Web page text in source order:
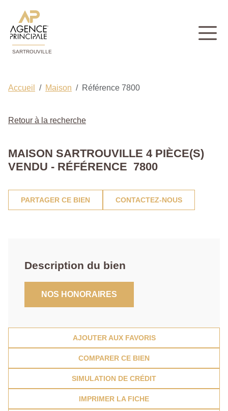
SARTROUVILLE
Accueil Maison Référence 7800
Retour à la recherche
MAISON SARTROUVILLE 4 PIÈCE(S)
VENDU - RÉFÉRENCE 7800
PARTAGER CE BIEN CONTACTEZ-NOUS
Description du bien
NOS HONORAIRES
AJOUTER AUX FAVORIS
COMPARER CE BIEN
SIMULATION DE CRÉDIT
IMPRIMER LA FICHE